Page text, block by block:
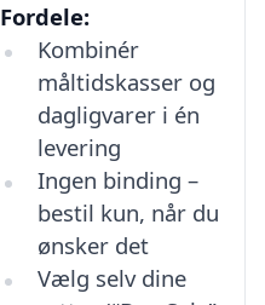
Fordele:
Kombinér
måltidskasser og
dagligvarer i én
levering
Ingen binding –
bestil kun, når du
ønsker det
Vælg selv dine